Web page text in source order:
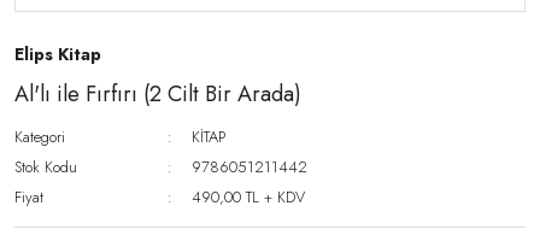
Elips Kitap
Al'lı ile Fırfırı (2 Cilt Bir Arada)
Kategori
KİTAP
Stok Kodu
9786051211442
Fiyat
490,00 TL + KDV